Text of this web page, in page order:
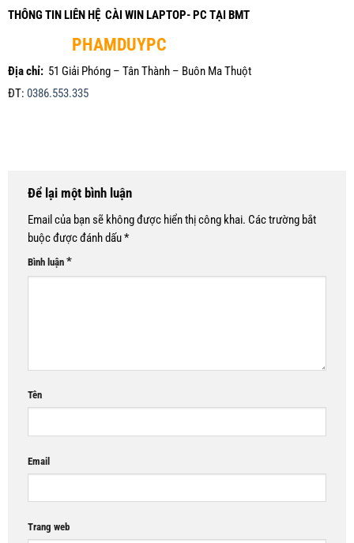
THÔNG TIN LIÊN HỆ CÀI WIN LAPTOP- PC TẠI BMT
PHAMDUYPC
Địa chỉ: 51 Giải Phóng – Tân Thành – Buôn Ma Thuột
ĐT: 0386.553.335
Để lại một bình luận
Email của bạn sẽ không được hiển thị công khai. Các trường bắt
buộc được đánh dấu*
Bình luận *
Tên
Email
Trang web